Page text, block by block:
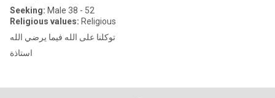
Seeking: Male 38 - 52
Religious values: Religious
توكلنا على الله فيما يرضي الله
استاذة